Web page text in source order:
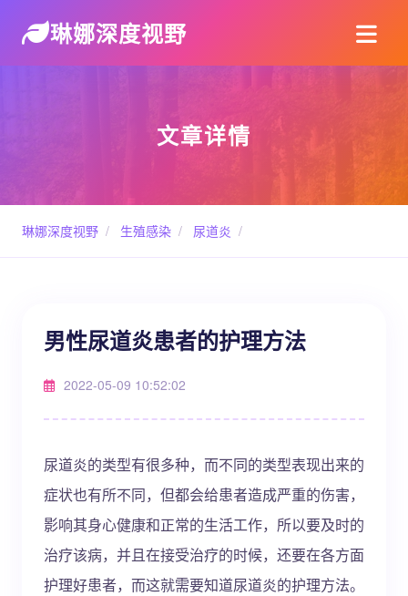
琳娜深度视野
文章详情
琳娜深度视野 / 生殖感染 / 尿道炎 /
男性尿道炎患者的护理方法
2022-05-09 10:52:02
尿道炎的类型有很多种，而不同的类型表现出来的
症状也有所不同，但都会给患者造成严重的伤害，
影响其身心健康和正常的生活工作，所以要及时的
治疗该病，并且在接受治疗的时候，还要在各方面
护理好患者，而这就需要知道尿道炎的护理方法。